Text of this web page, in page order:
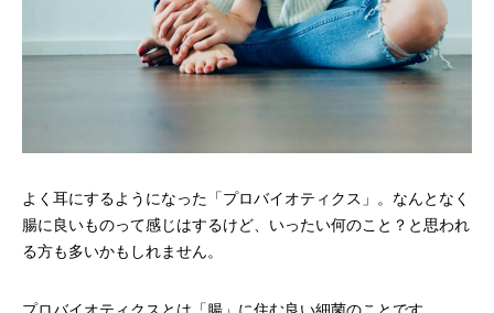
よく耳にするようになった「プロバイオティクス」。なんとなく
腸に良いものって感じはするけど、いったい何のこと？と思われ
る方も多いかもしれません。